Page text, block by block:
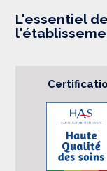
L'essentiel